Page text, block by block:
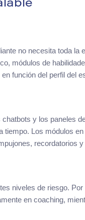
no necesita toda la
módulos de
función del perfil del
y los paneles
tiempo. Los módulos
recordatorios y
niveles de riesgo. Por
en coaching,